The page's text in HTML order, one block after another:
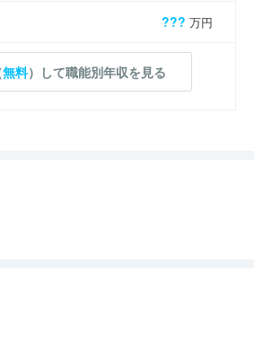
??? 万円
無料）して職能別年収を見る